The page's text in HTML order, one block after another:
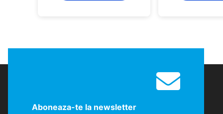
Aboneaza-te la newsletter